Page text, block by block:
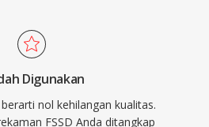
Digunakan
nol kehilangan kualitas.
FSSD Anda ditangkap